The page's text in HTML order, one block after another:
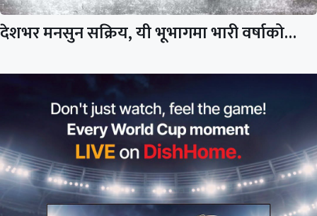
देशभर मनसुन सक्रिय, यी भूभागमा भारी वर्षाको…